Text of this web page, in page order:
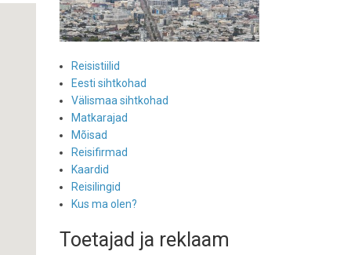
Reisistiilid
Eesti sihtkohad
Välismaa sihtkohad
Matkarajad
Mõisad
Reisifirmad
Kaardid
Reisilingid
Kus ma olen?
Toetajad ja reklaam